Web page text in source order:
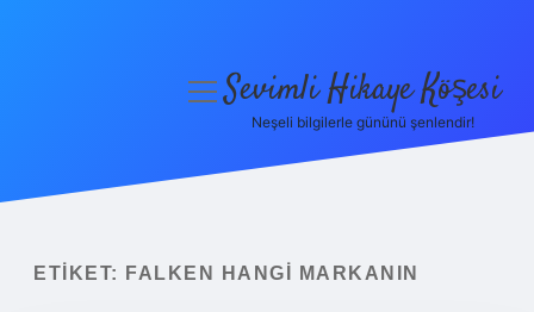
Yasal Uyarı
menüyüSevimli Hikaye Köşesi
Neşeli bilgilerle gününü şenlendir!
ETIKET: FALKEN HANGI MARKANIN